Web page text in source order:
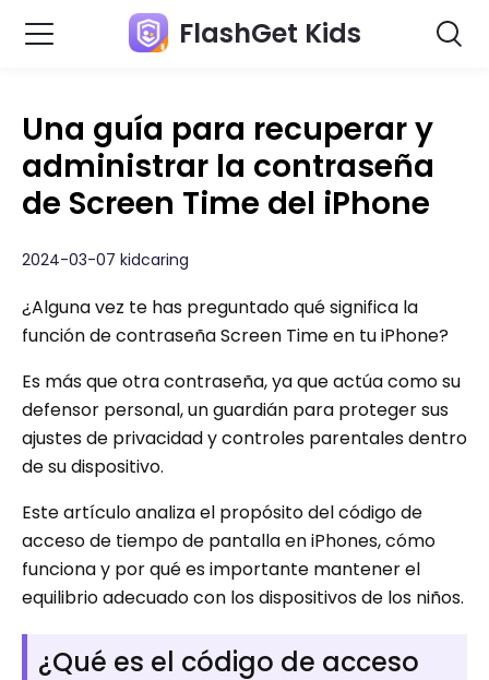
FlashGet Kids
Una guía para recuperar y
administrar la contraseña
de Screen Time del iPhone
2024-03-07 kidcaring
¿Alguna vez te has preguntado qué significa la
función de contraseña Screen Time en tu iPhone?
Es más que otra contraseña, ya que actúa como su
defensor personal, un guardián para proteger sus
ajustes de privacidad y controles parentales dentro
de su dispositivo.
Este artículo analiza el propósito del código de
acceso de tiempo de pantalla en iPhones, cómo
funciona y por qué es importante mantener el
equilibrio adecuado con los dispositivos de los niños.
¿Qué es el código de acceso